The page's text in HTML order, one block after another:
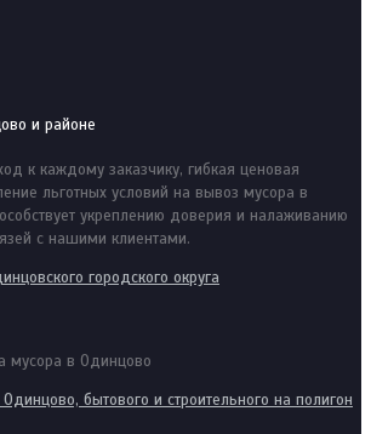
и районе
к каждому заказчику, гибкая ценовая
льготных условий на вывоз мусора в
укреплению доверия и налаживанию
с нашими клиентами.
городского округа
мусора в Одинцово
бытового и строительного на полигон